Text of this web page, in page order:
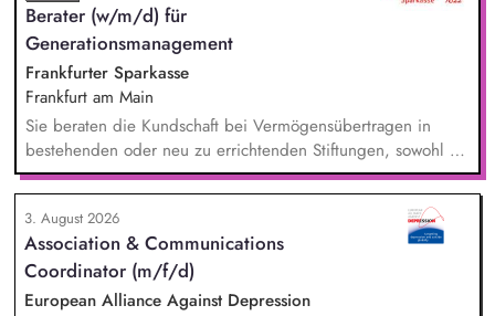
Berater (w/m/d) für
Generationsmanagement
Frankfurter Sparkasse
Frankfurt am Main
Sie beraten die Kundschaft bei Vermögensübertragen in
bestehenden oder neu zu errichtenden Stiftungen, sowohl zu
Lebzeiten als auch im Rahmen der Nachlassplanung. Sie
übernehmen eigenverantwortlich alle relevanten Aufgaben
bei der Testamentsvollstreckung und Nachlassverwaltung. Sie
wirken aktiv an Werbemaßnahmen im Stiftungs- und
Nachlassmanagement mit, auch in kreativer Hinsicht.
3. August 2026
Association & Communications
Coordinator (m/f/d)
European Alliance Against Depression